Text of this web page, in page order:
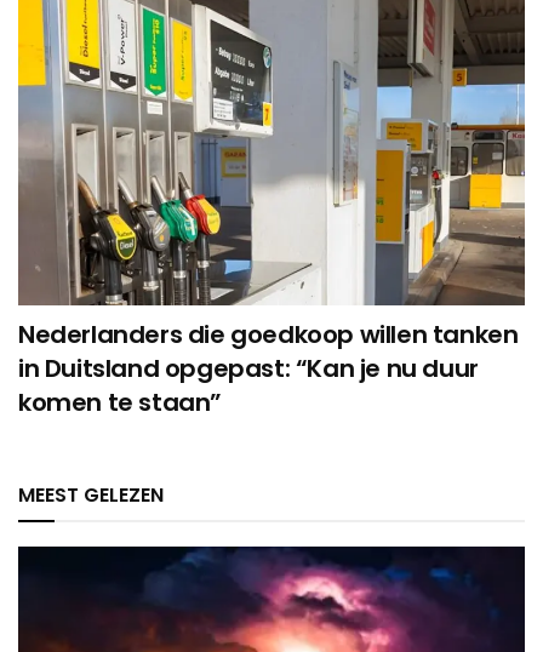
Nederlanders die goedkoop willen tanken
in Duitsland opgepast: “Kan je nu duur
komen te staan”
MEEST GELEZEN